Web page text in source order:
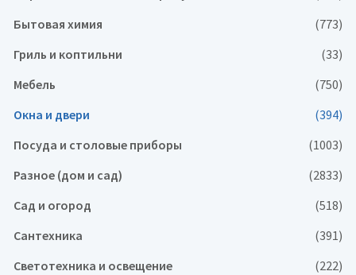
Бытовая химия
(773)
Гриль и коптильни
(33)
Мебель
(750)
Окна и двери
(394)
Посуда и столовые приборы
(1003)
Разное (дом и сад)
(2833)
Сад и огород
(518)
Сантехника
(391)
Светотехника и освещение
(222)